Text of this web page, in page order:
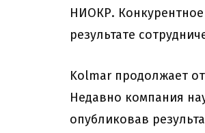
НИОКР.
результате
Kolmar продолжает
Недавно компания
опубликовав